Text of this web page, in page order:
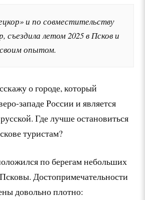
и по совместительству
съездила летом 2025 в Псков и
опытом.
о городе, который
западе России и является
Где лучше остановиться
туристам?
по берегам небольших
Достопримечательности
довольно плотно: